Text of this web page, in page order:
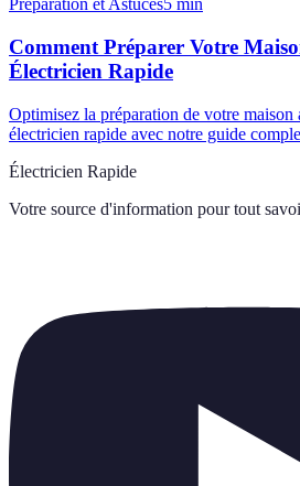
Préparation et Astuces5 min
Comment Préparer Votre
Électricien Rapide
Optimisez la préparation de votre
électricien rapide avec notre guide
Électricien Rapide
Votre source d'information pour tout